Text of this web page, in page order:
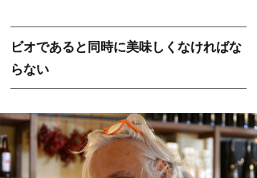
ビオであると同時に美味しくなければな
らない